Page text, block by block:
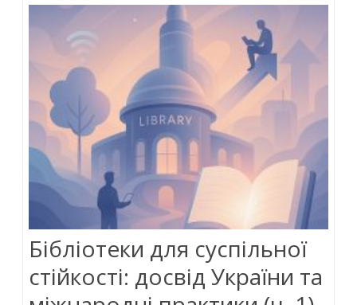
читання
Бібліотеки для суспільної
стійкості: досвід України та